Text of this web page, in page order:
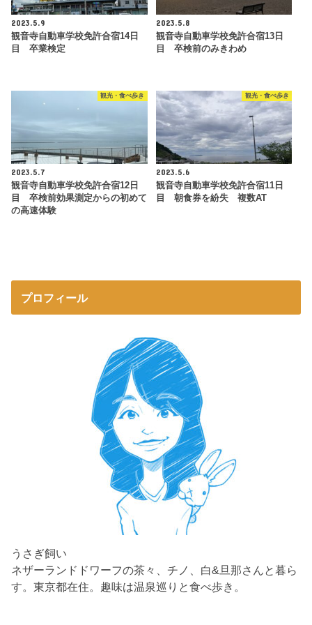
2023.5.9
観音寺自動車学校免許合宿14日
目 卒業検定
2023.5.8
観音寺自動車学校免許合宿13日
目 卒検前のみきわめ
観光・食べ歩き
2023.5.7
観音寺自動車学校免許合宿12日
目 卒検前効果測定からの初めて
の高速体験
観光・食べ歩き
2023.5.6
観音寺自動車学校免許合宿11日
目 朝食券を紛失 複数AT
プロフィール
うさぎ飼い
ネザーランドドワーフの茶々、チノ、白&旦那さんと暮ら
す。東京都在住。趣味は温泉巡りと食べ歩き。